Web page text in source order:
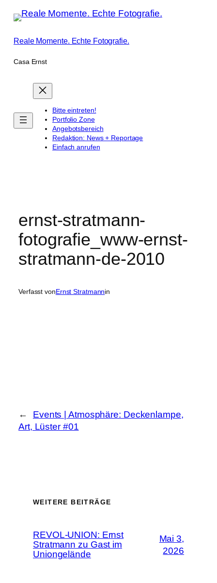
Zum
Inhalt
Reale Momente. Echte Fotografie.
Casa Ernst
Bitte eintreten!
Portfolio Zone
Angebotsbereich
Redaktion: News + Reportage
Einfach anrufen
ernst-stratmann-
fotografie_www-ernst-
stratmann-de-2010
Verfasst vonErnst Stratmannin
←
Events | Atmosphäre: Deckenlampe,
Art, Lüster #01
WEITERE BEITRÄGE
REVOL-UNION: Ernst
Stratmann zu Gast im
Uniongelände
Mai 3,
2026